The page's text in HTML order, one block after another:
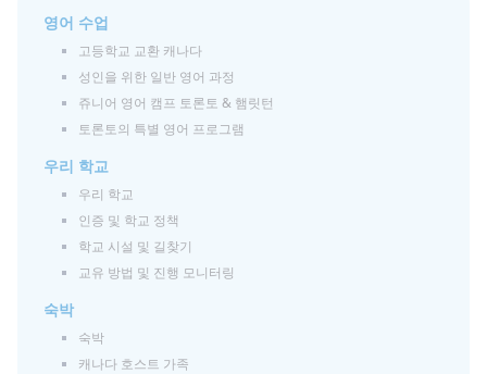
영어 수업
고등학교 교환 캐나다
성인을 위한 일반 영어 과정
쥬니어 영어 캠프 토론토 & 햄릿턴
토론토의 특별 영어 프로그램
우리 학교
우리 학교
인증 및 학교 정책
학교 시설 및 길찾기
교유 방법 및 진행 모니터링
숙박
숙박
캐나다 호스트 가족